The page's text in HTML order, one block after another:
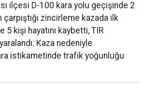
ilçesi D-100 kara yolu geçişinde 2
çarpıştığı zincirleme kazada ilk
kişi hayatını kaybetti, TIR
Kaza nedeniyle
istikametinde trafik yoğunluğu